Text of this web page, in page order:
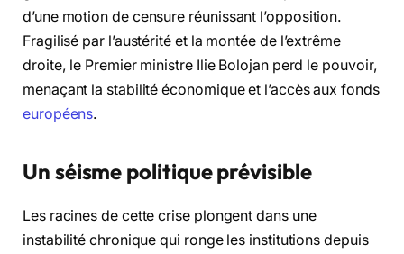
d’une motion de censure réunissant l’opposition.
Fragilisé par l’austérité et la montée de l’extrême
droite, le Premier ministre Ilie Bolojan perd le pouvoir,
menaçant la stabilité économique et l’accès aux fonds
européens.
Un séisme politique prévisible
Les racines de cette crise plongent dans une
instabilité chronique qui ronge les institutions depuis